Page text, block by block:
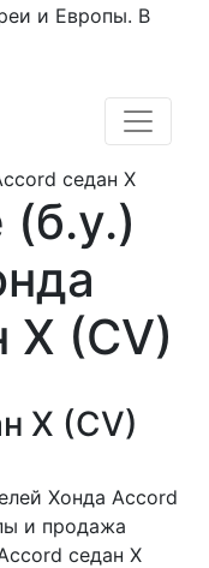
и Европы. В
седан X
(б.у.)
X (CV)
X (CV)
Хонда Accord
и продажа
седан X